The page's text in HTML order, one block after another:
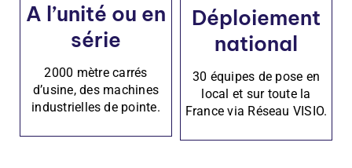
A l’unité ou en
série
2000 mètre carrés
d’usine, des machines
industrielles de pointe.
Déploiement
national
30 équipes de pose en
local et sur toute la
France via Réseau VISIO.